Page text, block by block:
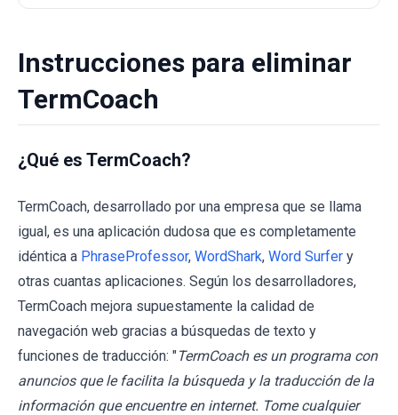
Instrucciones para eliminar
TermCoach
¿Qué es TermCoach?
TermCoach, desarrollado por una empresa que se llama
igual, es una aplicación dudosa que es completamente
idéntica a PhraseProfessor, WordShark, Word Surfer y
otras cuantas aplicaciones. Según los desarrolladores,
TermCoach mejora supuestamente la calidad de
navegación web gracias a búsquedas de texto y
funciones de traducción: "TermCoach es un programa con
anuncios que le facilita la búsqueda y la traducción de la
información que encuentre en internet. Tome cualquier